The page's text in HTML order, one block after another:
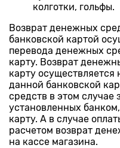
колготки, гольфы.
Возврат денежных
банковской картой
перевода денежных
карту. Возврат
карту
данной банковской
средств в этом случае
установленных
карту. А в случае
расчетом возврат
на кассе магазина.